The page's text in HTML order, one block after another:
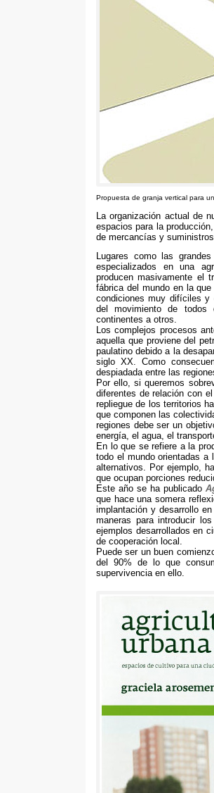
Propuesta de granja vertical para
La organización actual de
espacios para la producción
de mercancías y suministros
Lugares como las
especializados en una
producen masivamente el
fábrica del mundo en la
condiciones muy difíciles y
del movimiento de todos
continentes a otros.
Los complejos procesos
aquella que proviene del
paulatino debido a la
siglo XX.Como
despiadada entre las
Por ello,si queremos
diferentes de relación con
repliegue de los territorios
que componen las
regiones debe ser un
energía, el agua, el
En lo que se refiere a la
todo el mundo orientadas
alternativos. Por ejemplo,
que ocupan porciones
Este año se ha publicado
que hace una somera
implantación y desarrollo
maneras para introducir
ejemplos desarrollados en
de cooperación local .
Puede ser un buen
del
90%de lo que
supervivencia en ello.